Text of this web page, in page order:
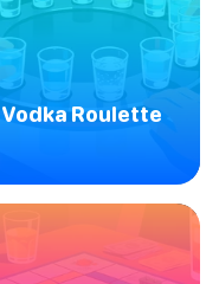
Vodka Roulette